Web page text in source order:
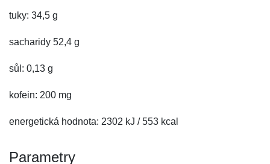
tuky: 34,5 g
sacharidy 52,4 g
sůl: 0,13 g
kofein: 200 mg
energetická hodnota: 2302 kJ / 553 kcal
Parametry